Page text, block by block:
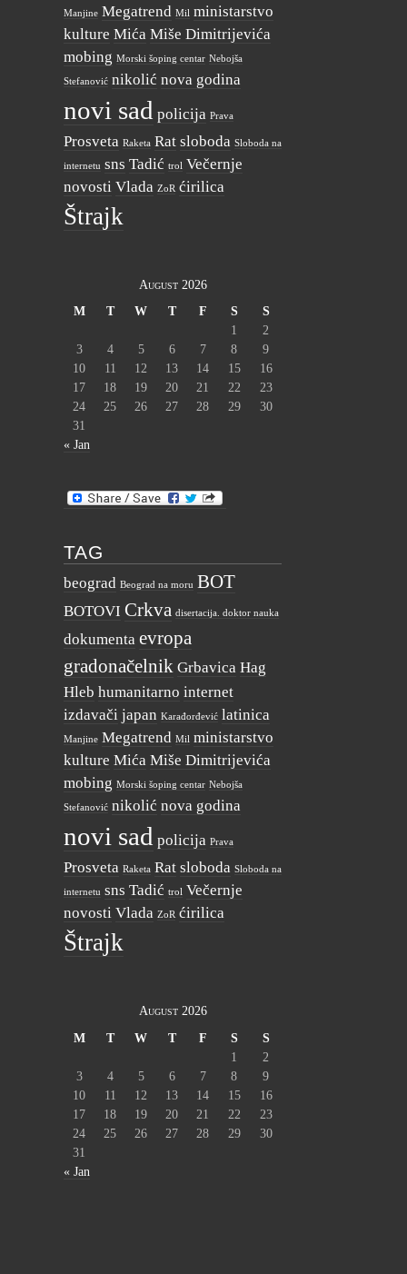
Manjine Megatrend Mil ministarstvo
kulture Mića Miše Dimitrijevića
mobing Morski šoping centar Nebojša
Stefanović nikolić nova godina
novi sad policija Prava
Prosveta Raketa Rat sloboda Sloboda na
internetu sns Tadić trol Večernje
novosti Vlada ZoR ćirilica
Štrajk
August 2026
M
T W T F S
S
1
2
3
4 5 6 7 8
9
10
11 12 13 14 15
16
17
18 19 20 21 22
23
24
25 26 27 28 29
30
31
« Jan
TAG
beograd Beograd na moru BOT
BOTOVI Crkva disertacija. doktor nauka
dokumenta evropa
gradonačelnik Grbavica Hag
Hleb humanitarno internet
izdavači japan Karađorđević latinica
Manjine Megatrend Mil ministarstvo
kulture Mića Miše Dimitrijevića
mobing Morski šoping centar Nebojša
Stefanović nikolić nova godina
novi sad policija Prava
Prosveta Raketa Rat sloboda Sloboda na
internetu sns Tadić trol Večernje
novosti Vlada ZoR ćirilica
Štrajk
August 2026
M
T W T F S
S
1
2
3
4 5 6 7 8
9
10
11 12 13 14 15
16
17
18 19 20 21 22
23
24
25 26 27 28 29
30
31
« Jan